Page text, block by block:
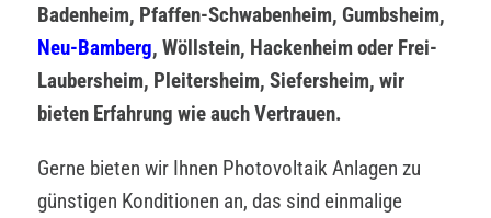
Badenheim, Pfaffen-Schwabenheim, Gumbsheim,
Neu-Bamberg, Wöllstein, Hackenheim oder Frei-
Laubersheim, Pleitersheim, Siefersheim, wir
bieten Erfahrung wie auch Vertrauen.
Gerne bieten wir Ihnen Photovoltaik Anlagen zu
günstigen Konditionen an, das sind einmalige